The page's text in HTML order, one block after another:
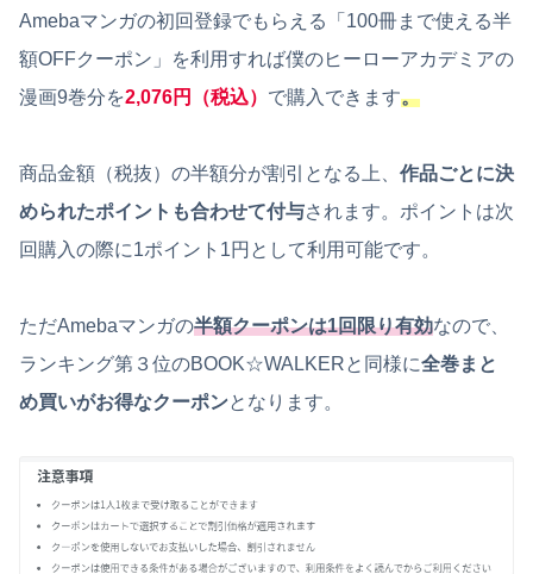
Amebaマンガの初回登録でもらえる「100冊まで使える半
額OFFクーポン」を利用すれば僕のヒーローアカデミアの
漫画9巻分を2,076円（税込） で購入できます。
商品金額（税抜）の半額分が割引となる上、 作品ごとに決
められたポイントも合わせて付与されます。ポイントは次
回購入の際に1ポイント1円として利用可能です。
ただAmebaマンガの半額クーポンは1回限り有効なので、
ランキング第３位のBOOK☆WALKERと同様に全巻まと
め買いがお得なクーポンとなります。